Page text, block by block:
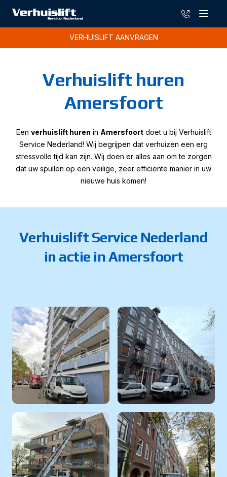
Menu
085-
VERHUISLIFT AANVRAGEN
Verhuislift huren
Amersfoort
Een verhuislift huren in Amersfoortdoet u bij Verhuislift
Service Nederland! Wij begrijpen dat verhuizen een erg
stressvolle tijd kan zijn. Wij doen er alles aan om te zorgen
dat uw spullen op een veilige, zeer efficiënte manier in uw
nieuwe huis komen!
Verhuislift Service Nederland
in actie in Amersfoort